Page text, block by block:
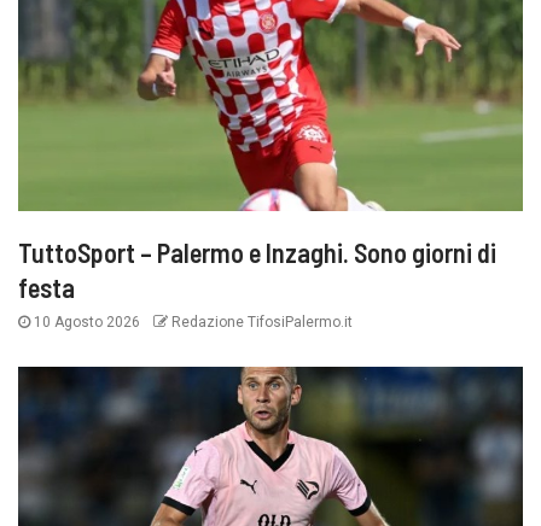
TuttoSport – Palermo e Inzaghi. Sono giorni di
festa
10 Agosto 2026 Redazione TifosiPalermo.it